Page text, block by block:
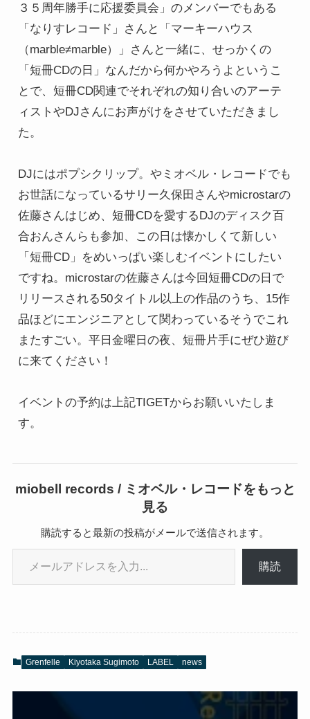
３５周年勝手に応援委員会」のメンバーでもある
「なりすレコード」さんと「マーキーハウス
（marble≠marble）」さんと一緒に、せっかくの
「短冊CDの日」なんだから何かやろうよというこ
とで、短冊CD関連でそれぞれの知り合いのアーテ
ィストやDJさんにお声がけをさせていただきまし
た。
DJにはポプシクリップ。やミオベル・レコードでも
お世話になっているサリー久保田さんやmicrostarの
佐藤さんはじめ、短冊CDを愛するDJのディスク百
合おんさんらも参加、この日は懐かしくて新しい
「短冊CD」をめいっぱい楽しむイベントにしたい
ですね。microstarの佐藤さんは今回短冊CDの日で
リリースされる50タイトル以上の作品のうち、15作
品ほどにエンジニアとして関わっているそうでこれ
またすごい。平日金曜日の夜、短冊片手にぜひ遊び
に来てください！
イベントの予約は上記TIGETからお願いいたしま
す。
miobell records / ミオベル・レコードをもっと
見る
購読すると最新の投稿がメールで送信されます。
メールアドレスを入力...
購読
Grenfelle Kiyotaka Sugimoto LABEL news